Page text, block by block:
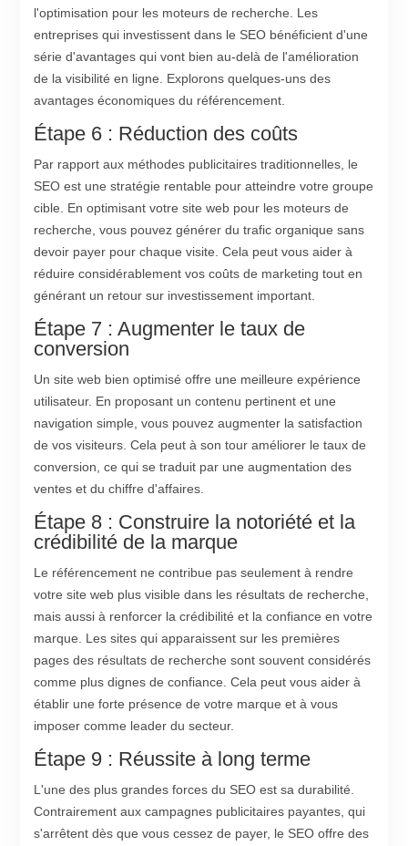
l'optimisation pour les moteurs de recherche. Les
entreprises qui investissent dans le SEO bénéficient d'une
série d'avantages qui vont bien au-delà de l'amélioration
de la visibilité en ligne. Explorons quelques-uns des
avantages économiques du référencement.
Étape 6 : Réduction des coûts
Par rapport aux méthodes publicitaires traditionnelles, le
SEO est une stratégie rentable pour atteindre votre groupe
cible. En optimisant votre site web pour les moteurs de
recherche, vous pouvez générer du trafic organique sans
devoir payer pour chaque visite. Cela peut vous aider à
réduire considérablement vos coûts de marketing tout en
générant un retour sur investissement important.
Étape 7 : Augmenter le taux de
conversion
Un site web bien optimisé offre une meilleure expérience
utilisateur. En proposant un contenu pertinent et une
navigation simple, vous pouvez augmenter la satisfaction
de vos visiteurs. Cela peut à son tour améliorer le taux de
conversion, ce qui se traduit par une augmentation des
ventes et du chiffre d'affaires.
Étape 8 : Construire la notoriété et la
crédibilité de la marque
Le référencement ne contribue pas seulement à rendre
votre site web plus visible dans les résultats de recherche,
mais aussi à renforcer la crédibilité et la confiance en votre
marque. Les sites qui apparaissent sur les premières
pages des résultats de recherche sont souvent considérés
comme plus dignes de confiance. Cela peut vous aider à
établir une forte présence de votre marque et à vous
imposer comme leader du secteur.
Étape 9 : Réussite à long terme
L'une des plus grandes forces du SEO est sa durabilité.
Contrairement aux campagnes publicitaires payantes, qui
s'arrêtent dès que vous cessez de payer, le SEO offre des